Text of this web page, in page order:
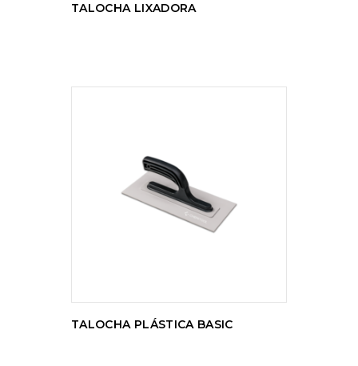
TALOCHA LIXADORA
LER MAIS
TALOCHA PLÁSTICA BASIC